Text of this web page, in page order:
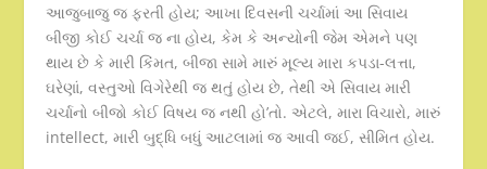
આજુબાજુ જ ફરતી હોય; આખા દિવસની ચર્ચામાં આ સિવાય
બીજી કોઈ ચર્ચા જ ના હોય, કેમ કે અન્યોની જેમ એમને પણ
થાય છે કે મારી કિંમત, બીજા સામે મારું મૂલ્ય મારા કપડા-લત્તા,
ઘરેણાં, વસ્તુઓ વિગેરેથી જ થતું હોય છે, તેથી એ સિવાય મારી
ચર્ચાનો બીજો કોઈ વિષય જ નથી હો’તો. એટલે, મારા વિચારો, મારું
intellect, મારી બુદ્ધિ બધું આટલામાં જ આવી જઈ, સીમિત હોય.